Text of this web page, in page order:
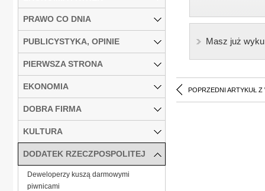
Masz już
POPRZEDNI ARTYKUŁ Z
PRAWO CO DNIA
PUBLICYSTYKA, OPINIE
PIERWSZA STRONA
EKONOMIA
DOBRA FIRMA
KULTURA
DODATEK RZECZPOSPOLITEJ
Deweloperzy kuszą darmowymi
piwnicami